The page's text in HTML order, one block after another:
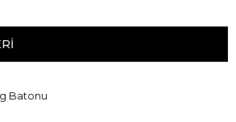
Batonu